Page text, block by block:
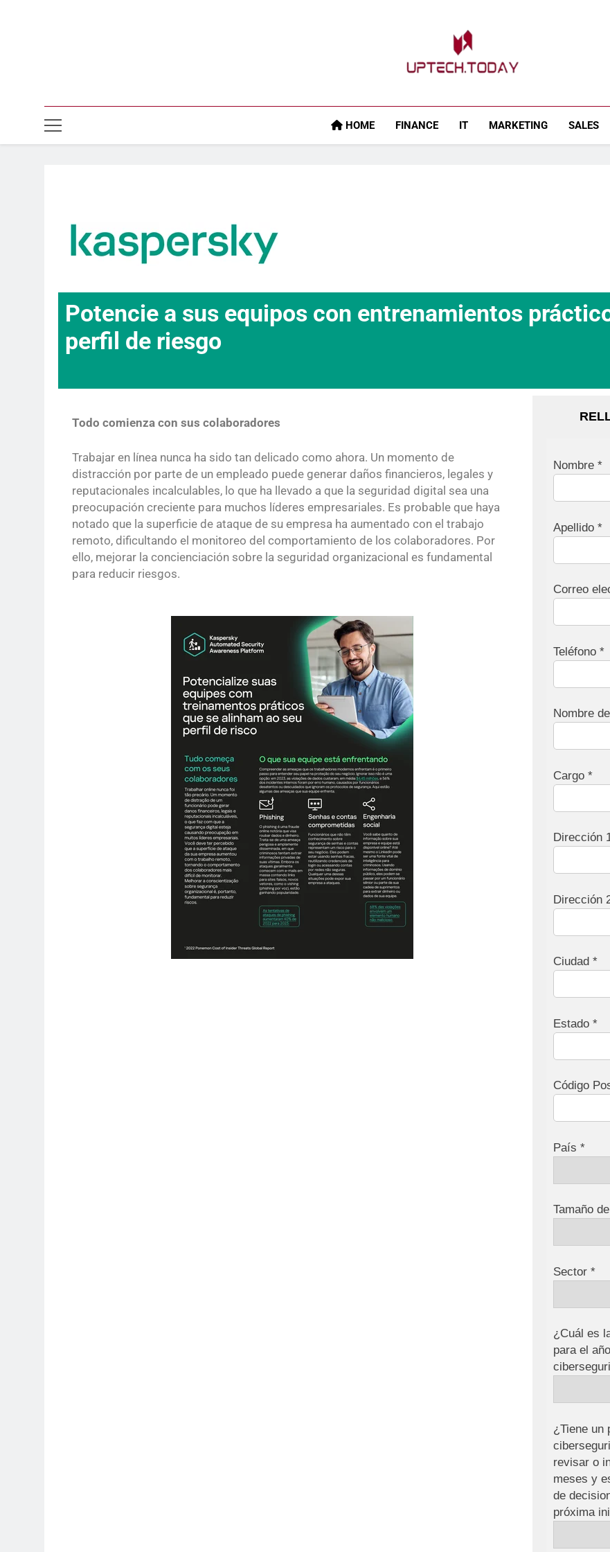
Uptech.today
HOME FINANCE IT MARKETING SALES
Potencie a sus equipos con entrenamientos
perfil de riesgo
Todo comienza con sus colaboradores
Trabajar en línea nunca ha sido tan delicado como ahora. Un momento de
distracción por parte de un empleado puede generar daños financieros, legales y
reputacionales incalculables, lo que ha llevado a que la seguridad digital sea una
preocupación creciente para muchos líderes empresariales. Es probable que haya
notado que la superficie de ataque de su empresa ha aumentado con el trabajo
remoto, dificultando el monitoreo del comportamiento de los colaboradores. Por
ello, mejorar la concienciación sobre la seguridad organizacional es fundamental
para reducir riesgos.
Nombre *
Apellido *
Correo
Teléfono *
Nombre
Cargo *
Dirección
Dirección
Ciudad *
Estado *
Código
País *
Tamaño
Sector *
¿Cuál es
para el
¿Tiene un
revisar o
meses y
de
próxima